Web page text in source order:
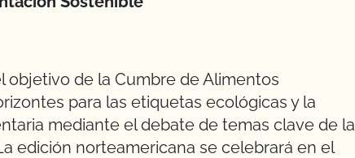
objetivo de la Cumbre de Alimentos
para las etiquetas ecológicas y la
mediante el debate de temas clave de la
edición norteamericana se celebrará en el